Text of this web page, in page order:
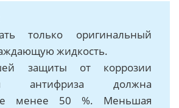
только оригинальный
жидкость.
защиты от коррозии
антифриза должна
не менее 50 %. Меньшая